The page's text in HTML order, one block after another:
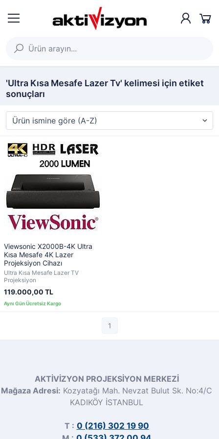
'Ultra Kısa Mesafe Lazer Tv' kelimesi için etiket
sonuçları
Viewsonic X2000B-4K Ultra
Kısa Mesafe 4K Lazer
Projeksiyon Cihazı
Ultra Kısa Mesafe Lazer TV
Projeksiyon
119.000,00 TL
1
AKTİVİZYON PROJEKSİYON MERKEZİ
Mağaza Adresi: Kozyatağı Mah. Nevzat Bulut Sk. No:4/C
KADIKÖY İSTANBUL
T : 0 (216) 302 19 90